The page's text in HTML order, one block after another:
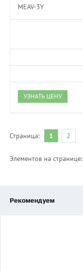
MEAV-3Y
УЗНАТЬ ЦЕНУ
Страница: 1 2
Элементов на странице:
Рекомендуем